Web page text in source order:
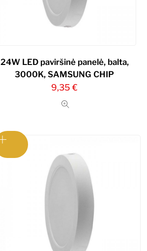
24W LED paviršinė panelė, balta,
3000K, SAMSUNG CHIP
9,35€